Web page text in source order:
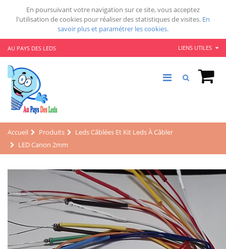
En poursuivant votre navigation sur ce site, vous acceptez
l'utilisation de cookies pour réaliser des statistiques de visites. En
savoir plus et paramétrer les cookies.
AU PAYS DES LEDS LIENS UTILES
Accueil Produits
Leds Câblées Et Kit Leds À Câbler
LED Canon 2mm